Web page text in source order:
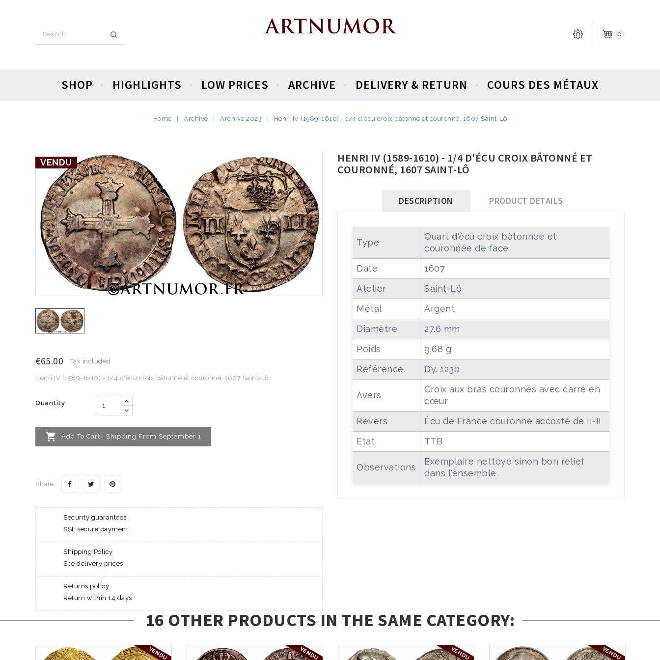
0
SHOP HIGHLIGHTS LOW PRICES ARCHIVE DELIVERY & RETURN COURS DES MÉTAUX
Home Archive Archive 2023 Henri IV (1589-1610) - 1/4 d'écu croix bâtonné et couronné, 1607 Saint-Lô
VENDU
€65.00 Tax included
Henri IV (1589-1610) - 1/4 d'écu croix bâtonné et couronné, 1607 Saint-Lô
Quantity
 Add To Cart | Shipping From September 1
Share
Security guarantees
SSL secure payment
Shipping Policy
See delivery prices
Returns policy
Return within 14 days
HENRI IV (1589-1610) - 1/4 D'ÉCU CROIX BÂTONNÉ ET
COURONNÉ, 1607 SAINT-LÔ
DESCRIPTION PRODUCT DETAILS
Type
Quart d'écu croix bâtonnée et
couronnée de face
Date
1607
Atelier
Saint-Lô
Métal
Argent
Diamètre
27.6 mm
Poids
9.68 g
Référence
Dy. 1230
Avers
Croix aux bras couronnés avec carré en
cœur
Revers
Écu de France couronné accosté de II-II
Etat
TTB
Observations
Exemplaire nettoyé sinon bon relief
dans l'ensemble.
16 OTHER PRODUCTS IN THE SAME CATEGORY:
VENDU VENDU VENDU VENDU